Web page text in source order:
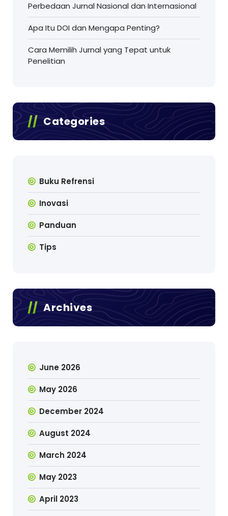
Perbedaan Jurnal Nasional dan Internasional
Apa Itu DOI dan Mengapa Penting?
Cara Memilih Jurnal yang Tepat untuk
Penelitian
Categories
Buku Refrensi
Inovasi
Panduan
Tips
Archives
June 2026
May 2026
December 2024
August 2024
March 2024
May 2023
April 2023